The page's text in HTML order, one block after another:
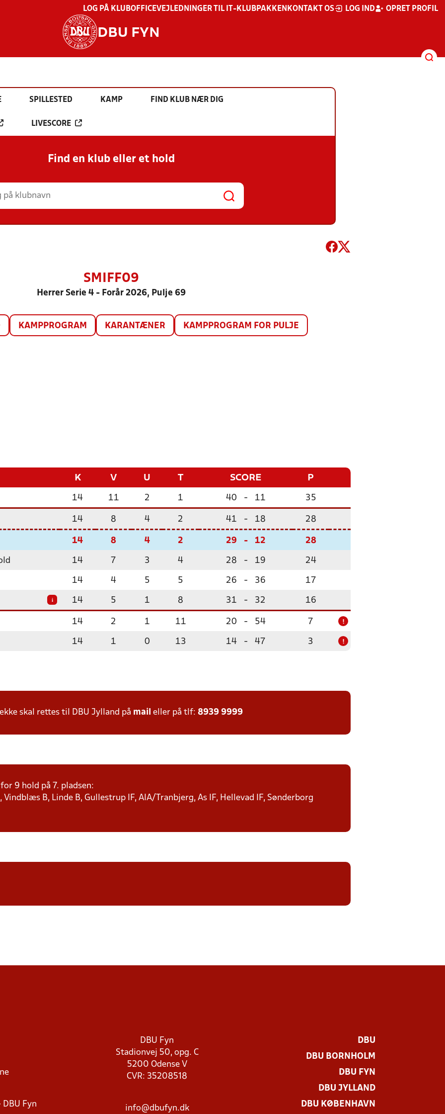
LOG PÅ KLUBOFFICEVEJLEDNINGER TIL IT-KLUBPAKKEN KONTAKT OS LOG IND OPRET PROFIL
DBU FYN
SPILLESTED KAMP FIND KLUB NÆR DIG
LIVESCORE
Find en klub eller et hold
SMIFF09
Herrer Serie 4 - Forår 2026, Pulje 69
KAMPPROGRAM KARANTÆNER KAMPPROGRAM FOR PULJE
K V U T SCORE P
14 11 2 1 40 - 11 35
14 8 4 2 41 - 18 28
14 8 4 2 29 - 12 28
14 7 3 4 28 - 19 24
14 4 5 5 26 - 36 17
i 14 5 1 8 31 - 32 16
14 2 1 11 20 - 54 7 !
14 1 0 13 14 - 47 3 !
skal rettes til DBU Jylland på mail eller på tlf: 8939 9999
9 hold på 7. pladsen:
Vindblæs B, Linde B, Gullestrup IF, AIA/Tranbjerg, As IF, Hellevad IF, Sønderborg
Fyn
DBU Fyn
Stadionvej 50, opg. C
5200 Odense V
CVR: 35208518
info@dbufyn.dk
DBU
DBU BORNHOLM
DBU FYN
DBU JYLLAND
DBU KØBENHAVN